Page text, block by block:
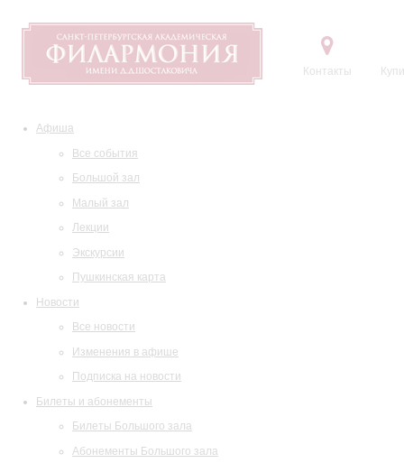
Контакты
Афиша
Все события
Большой зал
Малый зал
Лекции
Экскурсии
Пушкинская карта
Новости
Все новости
Изменения в афише
Подписка на новости
Билеты и абонементы
Билеты Большого зала
Абонементы Большого зала